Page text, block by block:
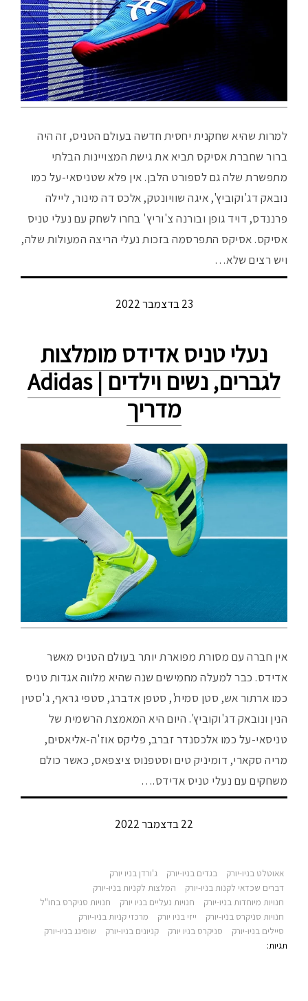
למרות שהיא שחקנית יחסית חדשה בעולם הטניס, זה היה
ברור שחברת אסיקס תביא את גישת המצויינות הבלתי
מתפשרת שלה גם לספורט הלבן. אין פלא שטניסאי-על כמו
נובאק דג'וקוביץ', איגה שוויונטק, אלכס דה מינור, ליילה
פרננדס, דויד גופן ובורנה צ'וריץ' בחרו לשחק עם נעלי טניס
אסיקס. אסיקס התפרסמה בזכות נעלי הריצה המעולות שלה,
ויש רצים שלא…
23 בדצמבר 2022
נעלי טניס אדידס מומלצות
לגברים, נשים וילדים | Adidas
מדריך
אין חברה עם מסורת מפוארת יותר בעולם הטניס מאשר
אדידס. כבר למעלה מחמישים שנה שהיא מלווה אגדות טניס
כמו ארתור אש, סטן סמית', סטפן אדברג, סטפי גראף, ג'סטין
הנין ונובאק דג'וקוביץ'. היום היא המאמצת הרשמית של
טניסאי-על כמו אלכסנדר זברב, פליקס אוז'ה-אליאסים,
מריה סקארי, דומיניק טים וסטפנוס ציצפאס, כאשר כולם
משחקים עם נעלי טניס אדידס.…
22 בדצמבר 2022
אאוטלט בניו-יורק בגדים בניו-יורק
ג'ורדן בניו יורק
דברים שכדאי לקנות בניו-יורק
המלצות לקניות בניו-יורק
חנויות מיוחדות בניו-יורק
חנויות נעליים בניו יורק
חנויות סניקרס בחו"ל
חנויות סניקרס בניו-יורק
ייזי בניו יורק
מרכזי קניות בניו-יורק
סיילים בניו-יורק
סניקרס בניו יורק קניונים בניו-יורק
שופינג בניו-יורק
תגיות‫: